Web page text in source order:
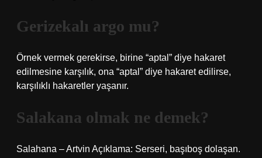
Gerizekalı argo mu?
Örnek vermek gerekirse, birine “aptal” diye hakaret
edilmesine karşılık, ona “aptal” diye hakaret edilirse,
karşılıklı hakaretler yaşanır.
Salakana olmak ne demek?
Salahana – Artvin Açıklama: Serseri, başıboş dolaşan.